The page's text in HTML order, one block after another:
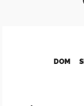
DOM